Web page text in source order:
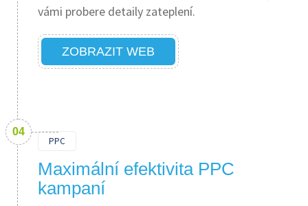
vámi probere detaily zateplení.
ZOBRAZIT WEB
PPC
Maximální efektivita PPC
kampaní